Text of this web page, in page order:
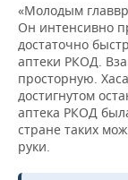
«Молодым
Он интенсивно
достаточно
аптеки РКОД.
просторную.
достигнутом
аптека РКОД
стране таких
руки.